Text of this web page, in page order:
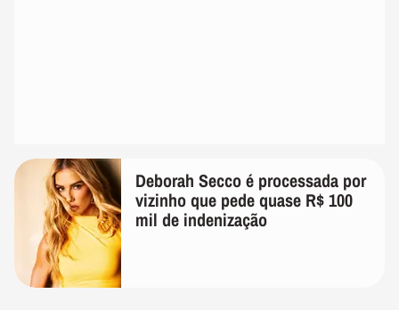
Deborah Secco é processada por
vizinho que pede quase R$ 100
mil de indenização